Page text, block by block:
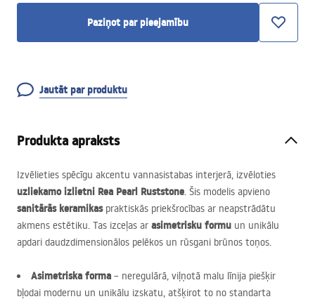
Paziņot par pieejamību
Jautāt par produktu
Produkta apraksts
Izvēlieties spēcīgu akcentu vannasistabas interjerā, izvēloties
uzliekamo izlietni Rea Pearl Ruststone. Šis modelis apvieno
sanitārās keramikaspraktiskās priekšrocības ar neapstrādātu
akmens estētiku. Tas izceļas ar asimetrisku formu un unikālu
apdari daudzdimensionālos pelēkos un rūsgani brūnos toņos.
Asimetriska forma – neregulārā, viļņotā malu līnija piešķir
bļodai modernu un unikālu izskatu, atšķirot to no standarta